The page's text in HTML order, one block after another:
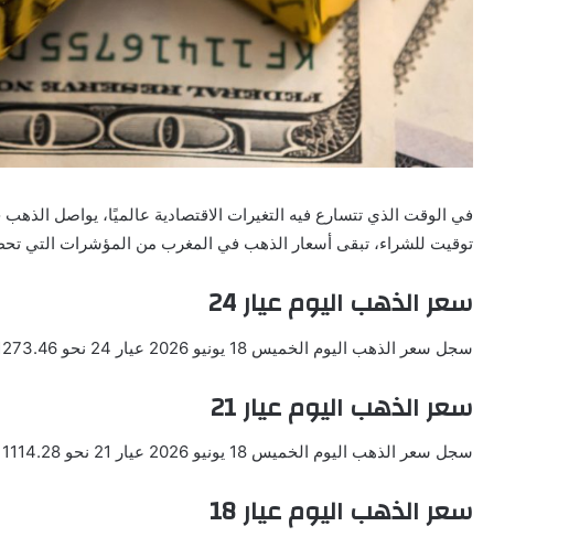
في الوقت الذي تتسارع فيه التغيرات الاقتصادية عالميًا، يواصل
توقيت للشراء، تبقى أسعار الذهب في المغرب من المؤشرات التي
سعر الذهب اليوم عيار 24
سجل سعر الذهب اليوم الخميس 18 يونيو 2026 عيار 24 نحو 1273.46 درهم بما يعادل 136.77 دولار.
سعر الذهب اليوم عيار 21
سجل سعر الذهب اليوم الخميس 18 يونيو 2026 عيار 21 نحو 1114.28 درهم بما يعادل 119.67 دولار.
سعر الذهب اليوم عيار 18